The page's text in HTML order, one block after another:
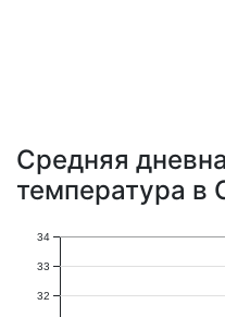
Средняя
температура в
32
33
34